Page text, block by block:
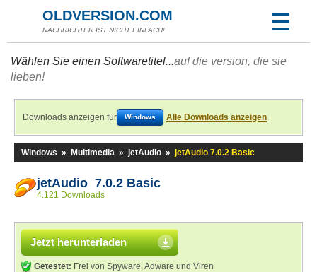
OLDVERSION.COM
NACHRICHTER IST NICHT EINFACH!
Wählen Sie einen Softwaretitel...auf die version, die sie
lieben!
Downloads anzeigen für Windows Alle Downloads anzeigen
Windows » Multimedia » jetAudio » jetAudio 7.0.2 Basic
jetAudio 7.0.2 Basic
4.121 Downloads
Jetzt herunterladen
Getestet: Frei von Spyware, Adware und Viren